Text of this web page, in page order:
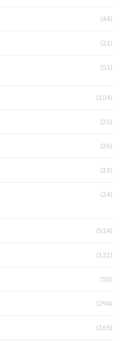
(44)
(21)
(51)
(104)
(30)
(36)
(33)
(24)
(514)
(121)
(50)
(294)
(165)